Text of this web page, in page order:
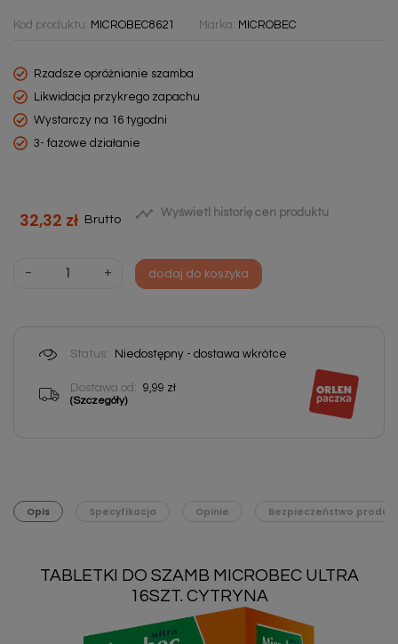
Kod produktu: MICROBEC8621 Marka: MICROBEC
Rzadsze opróżnianie szamba
Likwidacja przykrego zapachu
Wystarczy na 16 tygodni
3- fazowe działanie
32,32 zł Brutto  Wyświetl historię cen produktu
- + dodaj do koszyka
Status: Niedostępny - dostawa wkrótce
Dostawa od: 9,99 zł
(Szczegóły)
Opis Specyfikacja Opinie Bezpieczeństwo
TABLETKI DO SZAMB MICROBEC ULTRA
16SZT. CYTRYNA